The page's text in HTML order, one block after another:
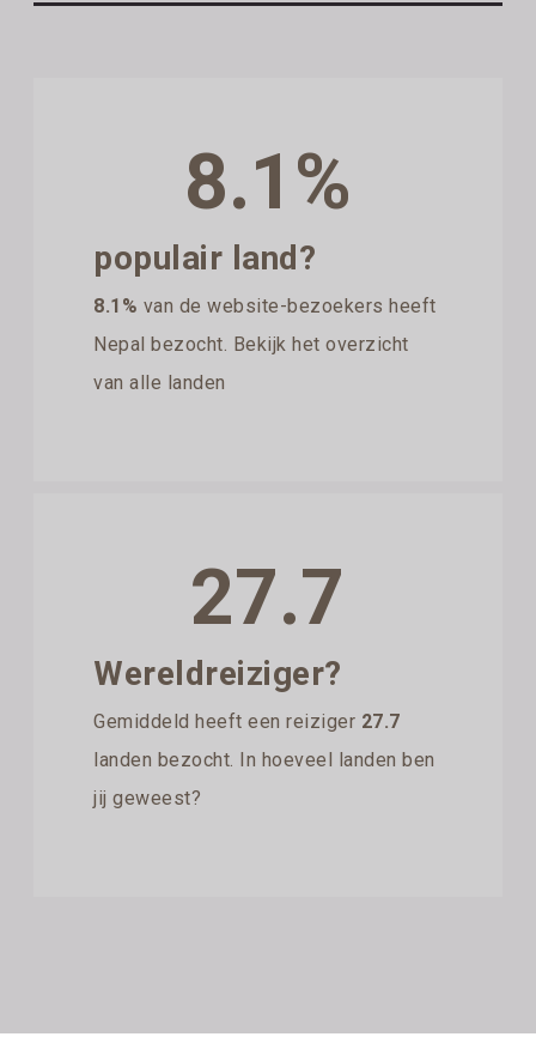
8.1%
populair land?
8.1% van de website-bezoekers heeft
Nepal bezocht. Bekijk het overzicht
van alle landen
27.7
Wereldreiziger?
Gemiddeld heeft een reiziger 27.7
landen bezocht. In hoeveel landen ben
jij geweest?